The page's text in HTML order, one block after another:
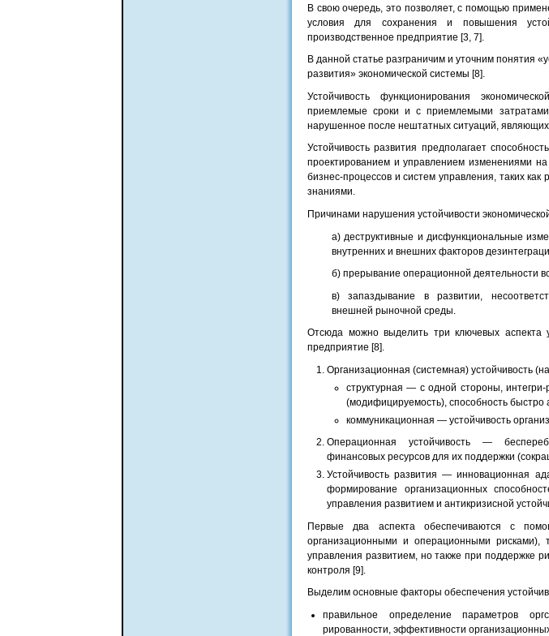
В свою очередь, это позволяет, с помощью
условия для сохранения и повышения
производственное предприятие [3, 7].
В данной статье разграничим и уточним понятия
развития» экономической системы [8].
Устойчивость функционирования
приемлемые сроки и с приемлемыми затратами
нарушенное после нештатных ситуаций,
Устойчивость развития предполагает
проектированием и управлением изменениями
бизнес-процессов и систем управления, таких
знаниями.
Причинами нарушения устойчивости
а) деструктивные и дисфункциональные
внутренних и внешних факторов
б) прерывание операционной деятельности
в) запаздывание в развитии,
внешней рыночной среды.
Отсюда можно выделить три ключевых аспекта
предприятие [8].
Организационная (системная) устойчивость
структурная — с одной стороны, интегри-
(модифицируемость), способность быстро
коммуникационная — устойчивость
Операционная устойчивость —
финансовых ресурсов для их поддержки
Устойчивость развития — инновационная
формирование организационных
управления развитием и антикризисной
Первые два аспекта обеспечиваются с
организационными и операционными
управления развитием, но также при поддержке
контроля [9].
Выделим основные факторы обеспечения
правильное определение параметров
рированности, эффективности